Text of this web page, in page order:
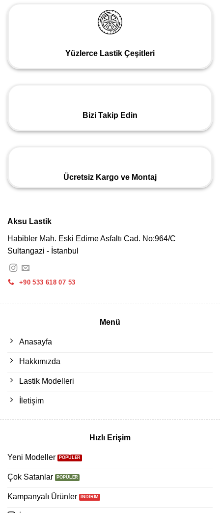
Yüzlerce Lastik Çeşitleri
Bizi Takip Edin
Ücretsiz Kargo ve Montaj
Aksu Lastik
Habibler Mah. Eski Edirne Asfaltı Cad. No:964/C
Sultangazi - İstanbul
+90 533 618 07 53
Menü
Anasayfa
Hakkımızda
Lastik Modelleri
İletişim
Hızlı Erişim
Yeni Modeller
Çok Satanlar
Kampanyalı Ürünler